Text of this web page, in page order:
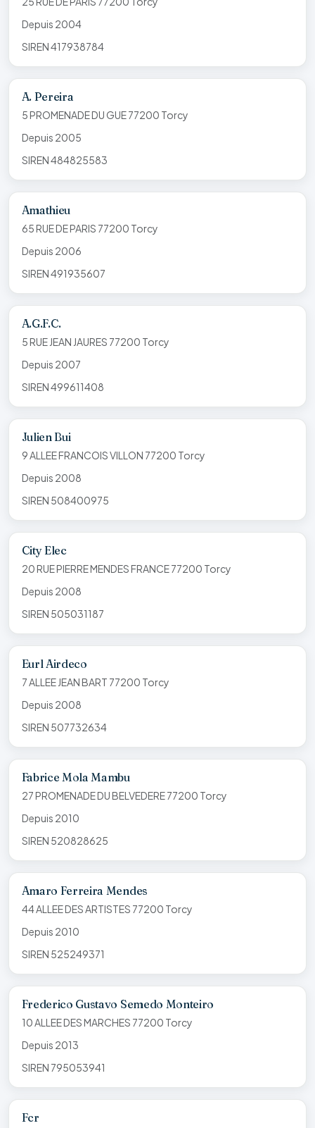
Depuis 2004
SIREN 417938784
A. Pereira
5 PROMENADE DU GUE 77200 Torcy
Depuis 2005
SIREN 484825583
Amathieu
65 RUE DE PARIS 77200 Torcy
Depuis 2006
SIREN 491935607
A.G.F.C.
5 RUE JEAN JAURES 77200 Torcy
Depuis 2007
SIREN 499611408
Julien Bui
9 ALLEE FRANCOIS VILLON 77200 Torcy
Depuis 2008
SIREN 508400975
City Elec
20 RUE PIERRE MENDES FRANCE 77200 Torcy
Depuis 2008
SIREN 505031187
Eurl Airdeco
7 ALLEE JEAN BART 77200 Torcy
Depuis 2008
SIREN 507732634
Fabrice Mola Mambu
27 PROMENADE DU BELVEDERE 77200 Torcy
Depuis 2010
SIREN 520828625
Amaro Ferreira Mendes
44 ALLEE DES ARTISTES 77200 Torcy
Depuis 2010
SIREN 525249371
Frederico Gustavo Semedo Monteiro
10 ALLEE DES MARCHES 77200 Torcy
Depuis 2013
SIREN 795053941
Fcr